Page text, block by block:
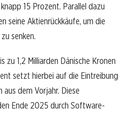
15 Prozent. Parallel dazu
seine Aktienrückkäufe, um die
senken.
zu 1,2 Milliarden Dänische Kronen
setzt hierbei auf die Eintreibung
dem Vorjahr. Diese
Ende 2025 durch Software-